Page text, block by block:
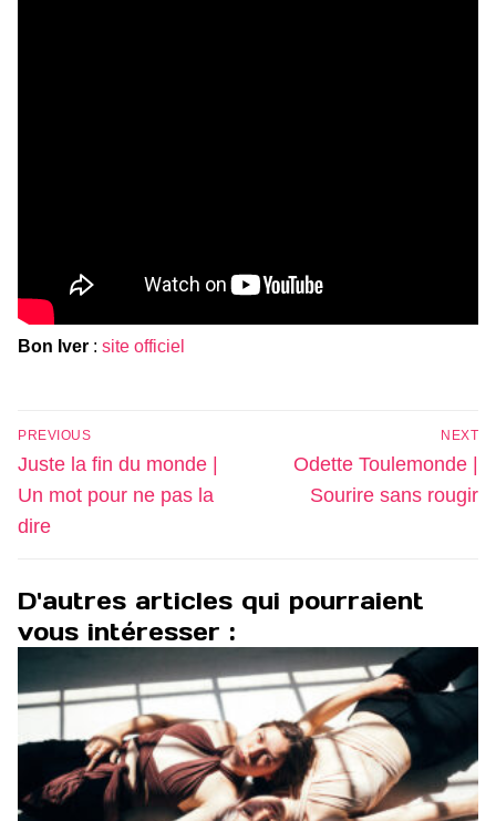
Bon Iver : site officiel
Navigation
de
l’article
PREVIOUS
Previous
post:
Juste la fin du monde |
Un mot pour ne pas la
dire
NEXT
Next
post:
Odette Toulemonde |
Sourire sans rougir
D'autres articles qui pourraient
vous intéresser :